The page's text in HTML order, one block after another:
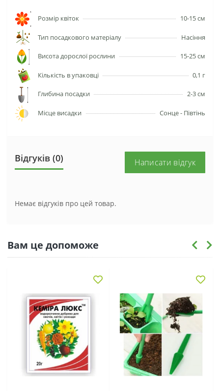
Розмір квіток 10-15 см
Тип посадкового матеріалу Насіння
Висота дорослої рослини 15-25 см
Кількість в упаковці 0,1 г
Глибина посадки 2-3 см
Місце висадки Сонце - Півтінь
Відгуків (0) Написати відгук
Немає відгуків про цей товар.
Вам це допоможе